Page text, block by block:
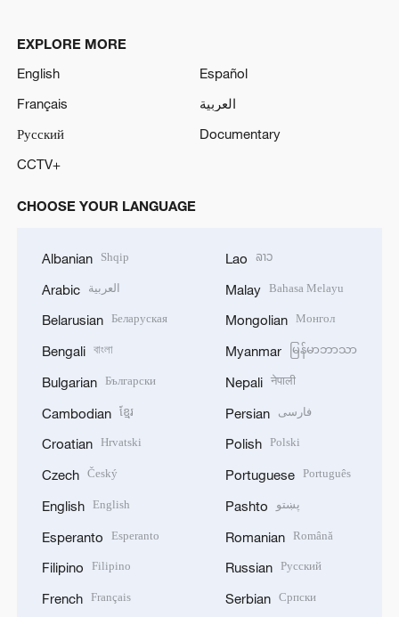
EXPLORE MORE
English
Español
Français
العربية
Русский
Documentary
CCTV+
CHOOSE YOUR LANGUAGE
Albanian Shqip
Arabic العربية
Belarusian Беларуская
Bengali বাংলা
Bulgarian Български
Cambodian ខ្មែរ
Croatian Hrvatski
Czech Český
English English
Esperanto Esperanto
Filipino Filipino
French Français
Lao ລາວ
Malay Bahasa Melayu
Mongolian Монгол
Myanmar မြန်မာဘာသာ
Nepali नेपाली
Persian فارسی
Polish Polski
Portuguese Português
Pashto پښتو
Romanian Română
Russian Русский
Serbian Српски